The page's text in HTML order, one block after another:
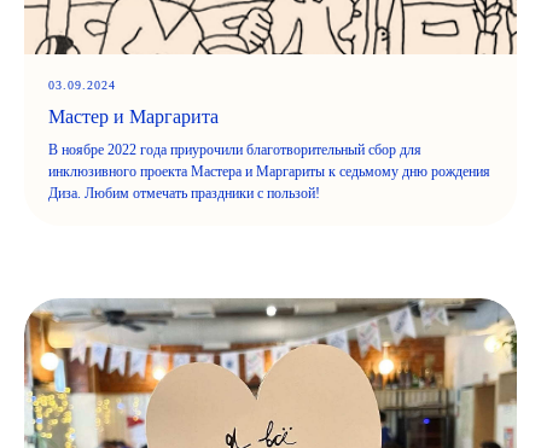
03.09.2024
Мастер и Маргарита
В ноябре 2022 года приурочили благотворительный сбор для
инклюзивного проекта Мастера и Маргариты к седьмому дню рождения
Диза. Любим отмечать праздники с пользой!